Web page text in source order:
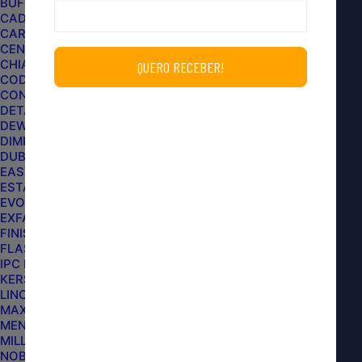
CADILLAC
CARPRO
CENTRALSUL
CHIAPERINI
CODE
CONDOR
DETAILER
DEWALT
DIMENSION CUSTOMS
DUB BOYZ
EASYTECH
ESTAR
EVOX
EXFAK
FINISHER
FLASH LIMP
IPC BRASIL
KERS
LINCOLN
MAXPRO
MENZERNA
MILLS AUTOMOTIVE
NOBRECAR